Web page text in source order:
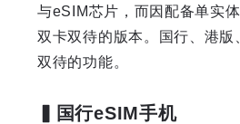
与eSIM芯片，而因配备单实
双卡双待的版本。国行、港
双待的功能。
▍国行eSIM手机